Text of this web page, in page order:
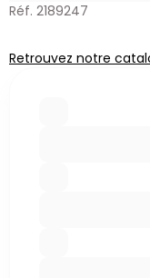
Réf. 2189247
Retrouvez notre